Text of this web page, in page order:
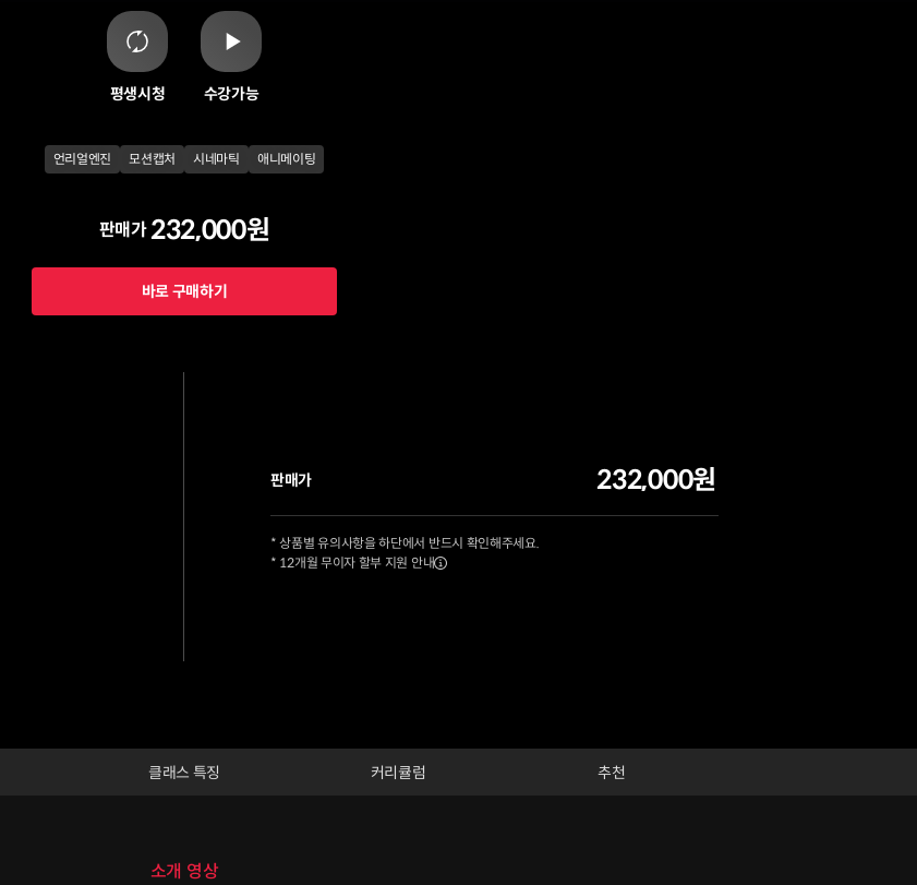
평생시청 수강가능
언리얼엔진 모션캡처 시네마틱 애니메이팅
판매가232,000원
바로 구매하기
판매가 232,000원
* 상품별 유의사항을 하단에서 반드시 확인해주세요.
* 12개월 무이자 할부 지원 안내
클래스 특징 커리큘럼
추천
소개 영상